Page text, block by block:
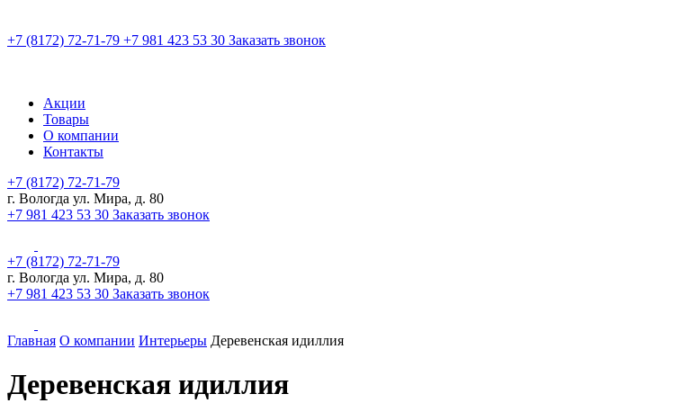
+7 (8172) 72-71-79 +7 981 423 53 30 Заказать звонок
Акции
Товары
О компании
Контакты
+7 (8172) 72-71-79
г. Вологда ул. Мира, д. 80
+7 981 423 53 30 Заказать звонок
+7 (8172) 72-71-79
г. Вологда ул. Мира, д. 80
+7 981 423 53 30 Заказать звонок
Главная О компании Интерьеры Деревенская идиллия
Деревенская идиллия